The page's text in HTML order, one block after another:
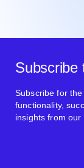
Subscribe
Subscribe for
functionality,
insights from our